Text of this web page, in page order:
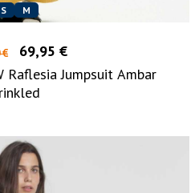
S M
€
69,95 €
Raflesia Jumpsuit Ambar